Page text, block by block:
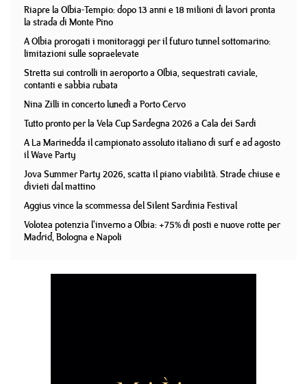
Riapre la Olbia-Tempio: dopo 13 anni e 18 milioni di lavori pronta
la strada di Monte Pino
A Olbia prorogati i monitoraggi per il futuro tunnel sottomarino:
limitazioni sulle sopraelevate
Stretta sui controlli in aeroporto a Olbia, sequestrati caviale,
contanti e sabbia rubata
Nina Zilli in concerto lunedì a Porto Cervo
Tutto pronto per la Vela Cup Sardegna 2026 a Cala dei Sardi
A La Marinedda il campionato assoluto italiano di surf e ad agosto
il Wave Party
Jova Summer Party 2026, scatta il piano viabilità. Strade chiuse e
divieti dal mattino
Aggius vince la scommessa del Silent Sardinia Festival
Volotea potenzia l'inverno a Olbia: +75% di posti e nuove rotte per
Madrid, Bologna e Napoli